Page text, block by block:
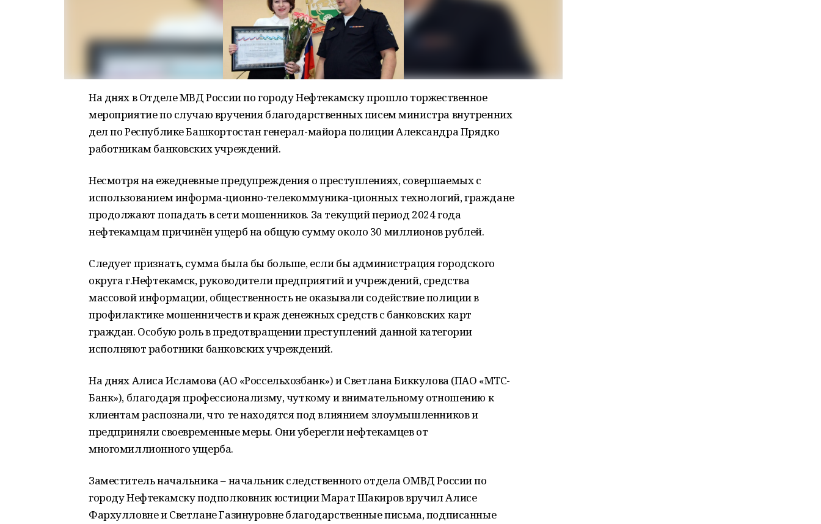
На днях в Отделе МВД России по городу Нефтекамску прошло торжественное
мероприятие по случаю вручения благодарственных писем министра внутренних
дел по Республике Башкортостан генерал-майора полиции Александра Прядко
работникам банковских учреждений.
Несмотря на ежедневные предупреждения о преступлениях, совершаемых с
использованием информа-ционно-телекоммуника-ционных технологий, граждане
продолжают попадать в сети мошенников. За текущий период 2024 года
нефтекамцам причинён ущерб на общую сумму около 30 миллионов рублей.
Следует признать, сумма была бы больше, если бы администрация городского
округа г.Нефтекамск, руководители предприятий и учреждений, средства
массовой информации, общественность не оказывали содействие полиции в
профилактике мошенничеств и краж денежных средств с банковских карт
граждан. Особую роль в предотвращении преступлений данной категории
исполняют работники банковских учреждений.
На днях Алиса Исламова (АО «Россельхозбанк») и Светлана Биккулова (ПАО «МТС-
Банк»), благодаря профессионализму, чуткому и внимательному отношению к
клиентам распознали, что те находятся под влиянием злоумышленников и
предприняли своевременные меры. Они уберегли нефтекамцев от
многомиллионного ущерба.
Заместитель начальника – начальник следственного отдела ОМВД России по
городу Нефтекамску подполковник юстиции Марат Шакиров вручил Алисе
Фархулловне и Светлане Газинуровне благодарственные письма, подписанные